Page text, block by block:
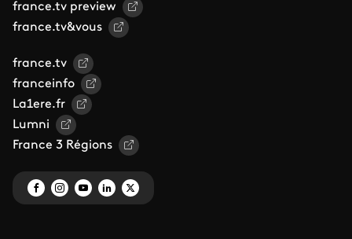
france.tv preview
france.tv&vous
france.tv
franceinfo
La1ere.fr
Lumni
France 3 Régions